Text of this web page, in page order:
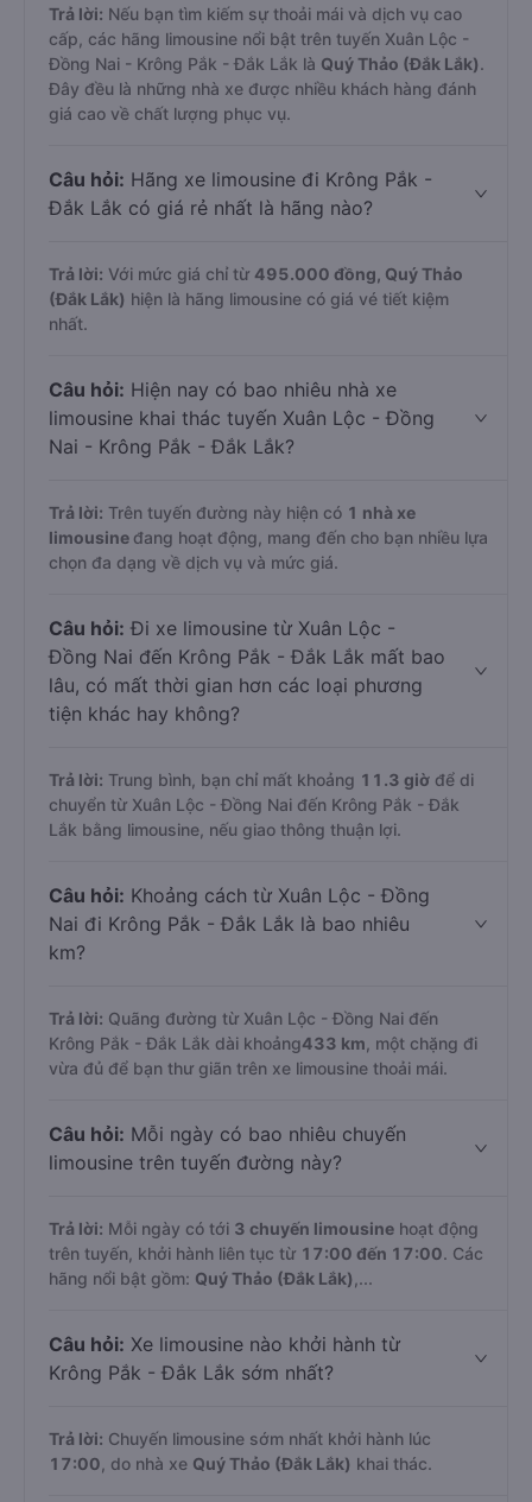
Trả lời: Nếu bạn tìm kiếm sự thoải mái và dịch vụ cao
cấp, các hãng limousine nổi bật trên tuyến Xuân Lộc -
Đồng Nai - Krông Pắk - Đắk Lắk là Quý Thảo (Đắk Lắk).
Đây đều là những nhà xe được nhiều khách hàng đánh
giá cao về chất lượng phục vụ.
Câu hỏi: Hãng xe limousine đi Krông Pắk -
Đắk Lắk có giá rẻ nhất là hãng nào?
Trả lời: Với mức giá chỉ từ 495.000 đồng, Quý Thảo
(Đắk Lắk) hiện là hãng limousine có giá vé tiết kiệm
nhất.
Câu hỏi: Hiện nay có bao nhiêu nhà xe
limousine khai thác tuyến Xuân Lộc - Đồng
Nai - Krông Pắk - Đắk Lắk?
Trả lời: Trên tuyến đường này hiện có 1 nhà xe
limousine đang hoạt động, mang đến cho bạn nhiều lựa
chọn đa dạng về dịch vụ và mức giá.
Câu hỏi: Đi xe limousine từ Xuân Lộc -
Đồng Nai đến Krông Pắk - Đắk Lắk mất bao
lâu, có mất thời gian hơn các loại phương
tiện khác hay không?
Trả lời: Trung bình, bạn chỉ mất khoảng 11.3 giờ để di
chuyển từ Xuân Lộc - Đồng Nai đến Krông Pắk - Đắk
Lắk bằng limousine, nếu giao thông thuận lợi.
Câu hỏi: Khoảng cách từ Xuân Lộc - Đồng
Nai đi Krông Pắk - Đắk Lắk là bao nhiêu
km?
Trả lời: Quãng đường từ Xuân Lộc - Đồng Nai đến
Krông Pắk - Đắk Lắk dài khoảng433 km , một chặng đi
vừa đủ để bạn thư giãn trên xe limousine thoải mái.
Câu hỏi: Mỗi ngày có bao nhiêu chuyến
limousine trên tuyến đường này?
Trả lời: Mỗi ngày có tới 3 chuyến limousine hoạt động
trên tuyến, khởi hành liên tục từ 17:00 đến 17:00. Các
hãng nổi bật gồm: Quý Thảo (Đắk Lắk) ,...
Câu hỏi: Xe limousine nào khởi hành từ
Krông Pắk - Đắk Lắk sớm nhất?
Trả lời: Chuyến limousine sớm nhất khởi hành lúc
17:00 , do nhà xe Quý Thảo (Đắk Lắk) khai thác.